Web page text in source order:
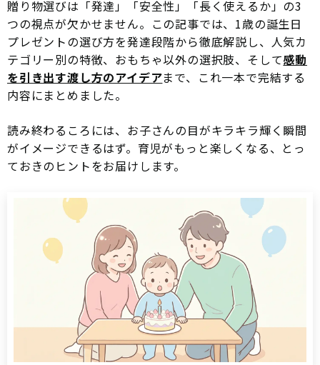
贈り物選びは「発達」「安全性」「長く使えるか」の3
つの視点が欠かせません。この記事では、1歳の誕生日
プレゼントの選び方を発達段階から徹底解説し、人気カ
テゴリー別の特徴、おもちゃ以外の選択肢、そして感動
を引き出す渡し方のアイデアまで、これ一本で完結する
内容にまとめました。
読み終わるころには、お子さんの目がキラキラ輝く瞬間
がイメージできるはず。育児がもっと楽しくなる、とっ
ておきのヒントをお届けします。